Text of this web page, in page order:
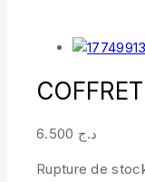
د.ج
Rupture de